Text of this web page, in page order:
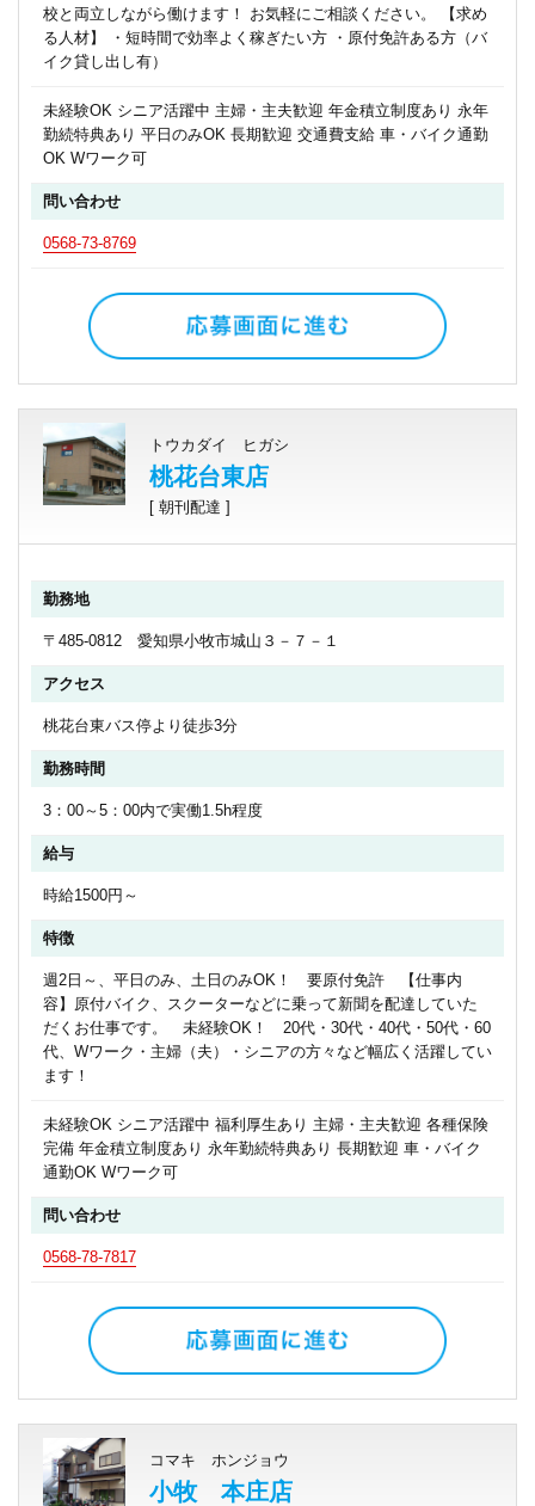
校と両立しながら働けます！ お気軽にご相談ください。 【求め
る人材】 ・短時間で効率よく稼ぎたい方 ・原付免許ある方（バ
イク貸し出し有）
未経験OK シニア活躍中 主婦・主夫歓迎 年金積立制度あり 永年
勤続特典あり 平日のみOK 長期歓迎 交通費支給 車・バイク通勤
OK Wワーク可
問い合わせ
0568-73-8769
トウカダイ ヒガシ
桃花台東店
[ 朝刊配達 ]
勤務地
〒485-0812 愛知県小牧市城山３－７－１
アクセス
桃花台東バス停より徒歩3分
勤務時間
3：00～5：00内で実働1.5h程度
給与
時給1500円～
特徴
週2日～、平日のみ、土日のみOK！ 要原付免許 【仕事内
容】原付バイク、スクーターなどに乗って新聞を配達していた
だくお仕事です。 未経験OK！ 20代・30代・40代・50代・60
代、Wワーク・主婦（夫）・シニアの方々など幅広く活躍してい
ます！
未経験OK シニア活躍中 福利厚生あり 主婦・主夫歓迎 各種保険
完備 年金積立制度あり 永年勤続特典あり 長期歓迎 車・バイク
通勤OK Wワーク可
問い合わせ
0568-78-7817
コマキ ホンジョウ
小牧 本庄店